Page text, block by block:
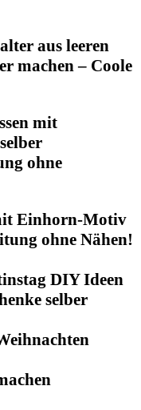
aus leeren
machen – Coole
Einhorn-Motiv
ohne Nähen!
DIY Ideen
selber